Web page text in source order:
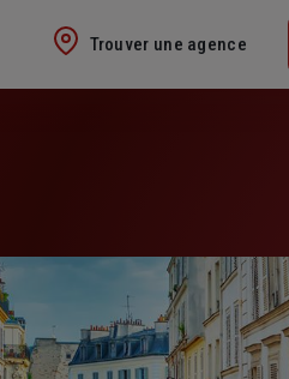
Trouver une agence